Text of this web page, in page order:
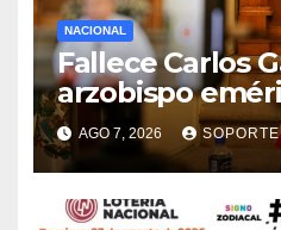
NACIONAL
Fallece Carlos
arzobispo
AGO 7, 2026